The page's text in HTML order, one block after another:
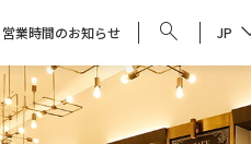
営業時間のお知らせ JP